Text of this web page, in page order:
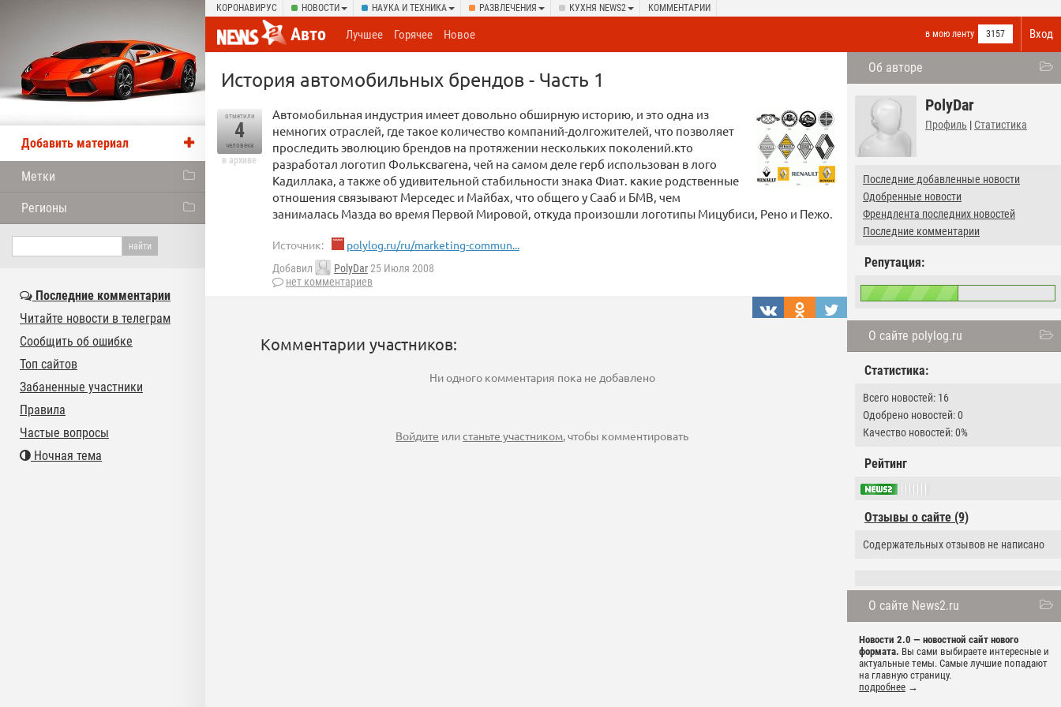
КОРОНАВИРУС НОВОСТИ НАУКА И ТЕХНИКА РАЗВЛЕЧЕНИЯ КУХНЯ NEWS2 КОММЕНТАРИИ
Вход
Авто в мою ленту 3157
Лучшее Горячее Новое
Об авторе
PolyDar
Профиль | Статистика
Последние добавленные новости
Одобренные новости
Френдлента последних новостей
Последние комментарии
Репутация:
О сайте polylog.ru
Статистика:
Всего новостей: 16
Одобрено новостей: 0
Качество новостей: 0%
Рейтинг
Отзывы о сайте (9)
Содержательных отзывов не написано
О сайте News2.ru
Новости 2.0 — новостной сайт нового
формата. Вы сами выбираете интересные и
актуальные темы. Самые лучшие попадают
на главную страницу.
подробнее →
История автомобильных брендов - Часть 1
отметили
4
человека
в архиве
Автомобильная индустрия имеет довольно обширную историю, и это одна из
немногих отраслей, где такое количество компаний-долгожителей, что позволяет
проследить эволюцию брендов на протяжении нескольких поколений.кто
разработал логотип Фольксвагена, чей на самом деле герб использован в лого
Кадиллака, а также об удивительной стабильности знака Фиат. какие родственные
отношения связывают Мерседес и Майбах, что общего у Сааб и БМВ, чем
занималась Мазда во время Первой Мировой, откуда произошли логотипы Мицубиси, Рено и Пежо.
Источник: polylog.ru/ru/marketing-commun...
Добавил PolyDar25 Июля 2008
нет комментариев
Комментарии участников:
Ни одного комментария пока не добавлено
Войдите илистаньте участником, чтобы комментировать
Добавить материал
Метки
Регионы
Последние комментарии
Читайте новости в телеграм
Сообщить об ошибке
Топ сайтов
Забаненные участники
Правила
Частые вопросы
Ночная тема